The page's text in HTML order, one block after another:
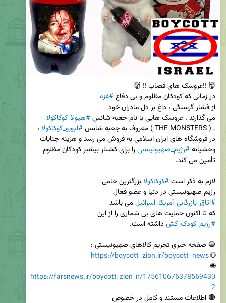
در زمانی که کودکان مظلوم و بی دفاع #غزه
می گذارند ، عروسک هایی با نام جعبه شانس #هیولا_کوکاکولا
ـ ( THE MONSTERS ) معروف به جعبه شانس
#لبوبو_کوکاکولا
وحشیانه #رژیم_صهیونیستی
لازم به ذکر است #کوکاکولا
رژیم صهیونیستی در دنیا و عضو فعال
#اتاق_بازرگانی_آمریکا_اسرائیل
که تا اکنون حمایت های بی شماری را از این
#رژیم_کودک_کش
🌐
https://boycott-zion.ir/boycott-news
🌐
https://farsnews.ir/boycott_zion_ir/175610676378569430
2